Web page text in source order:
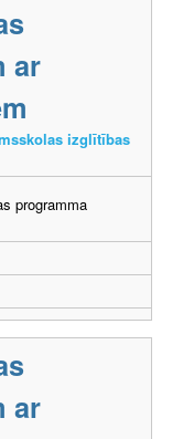
ar
izglītības
programma
ar